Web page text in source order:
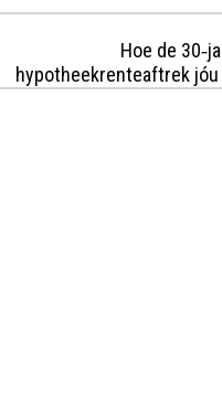
Hoe de
hypotheekrenteaftrek